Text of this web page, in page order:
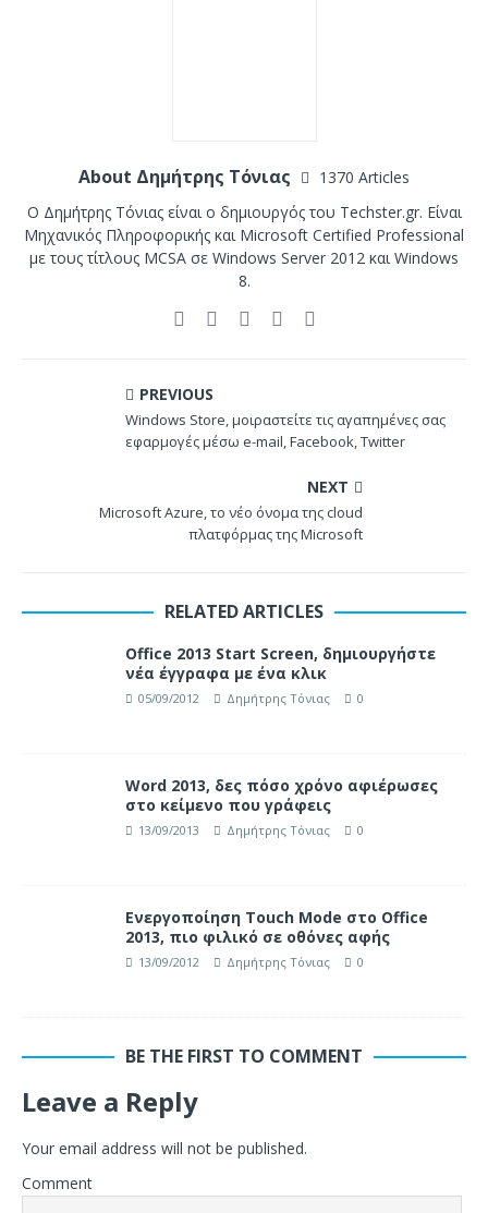
About Δημήτρης Τόνιας
1370 Articles
Ο Δημήτρης Τόνιας είναι ο δημιουργός του Techster.gr. Είναι
Μηχανικός Πληροφορικής και Microsoft Certified Professional
με τους τίτλους MCSA σε Windows Server 2012 και Windows
8.
PREVIOUS
Windows Store, μοιραστείτε τις αγαπημένες σας
εφαρμογές μέσω e-mail, Facebook, Twitter
NEXT
Microsoft Azure, το νέο όνομα της cloud
πλατφόρμας της Microsoft
RELATED ARTICLES
Office 2013 Start Screen, δημιουργήστε
νέα έγγραφα με ένα κλικ
05/09/2012 Δημήτρης Τόνιας 0
Word 2013, δες πόσο χρόνο αφιέρωσες
στο κείμενο που γράφεις
13/09/2013 Δημήτρης Τόνιας 0
Ενεργοποίηση Touch Mode στο Office
2013, πιο φιλικό σε οθόνες αφής
13/09/2012 Δημήτρης Τόνιας 0
BE THE FIRST TO COMMENT
Leave a Reply
Your email address will not be published.
Comment